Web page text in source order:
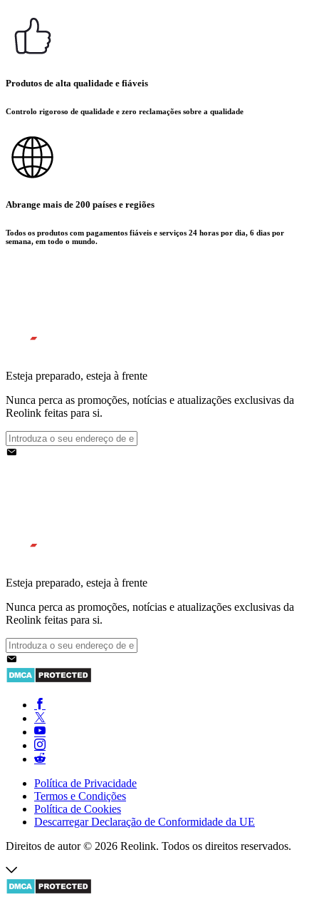
Produtos de alta qualidade e fiáveis
Controlo rigoroso de qualidade e zero reclamações sobre a qualidade
Abrange mais de 200 países e regiões
Todos os produtos com pagamentos fiáveis e serviços 24 horas por dia, 6 dias por
semana, em todo o mundo.
Esteja preparado, esteja à frente
Nunca perca as promoções, notícias e atualizações exclusivas da
Reolink feitas para si.
Esteja preparado, esteja à frente
Nunca perca as promoções, notícias e atualizações exclusivas da
Reolink feitas para si.
Política de Privacidade
Termos e Condições
Política de Cookies
Descarregar Declaração de Conformidade da UE
Direitos de autor © 2026 Reolink. Todos os direitos reservados.